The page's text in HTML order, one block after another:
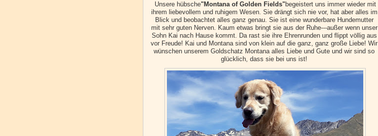
Unsere hübsche"Montana of Golden Fields"begeistert uns immer wieder mit
ihrem liebevollem und ruhigem Wesen. Sie drängt sich nie vor, hat aber alles im
Blick und beobachtet alles ganz genau. Sie ist eine wunderbare Hundemutter
mit sehr guten Nerven. Kaum etwas bringt sie aus der Ruhe---außer wenn unser
Sohn Kai nach Hause kommt. Da rast sie ihre Ehrenrunden und flippt völlig aus
vor Freude! Kai und Montana sind von klein auf die ganz, ganz große Liebe! Wir
wünschen unserem Goldschatz Montana alles Liebe und Gute und wir sind so
glücklich, dass sie bei uns ist!